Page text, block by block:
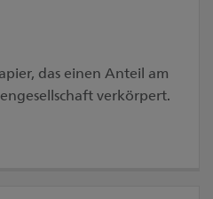
das einen Anteil am
verkörpert.